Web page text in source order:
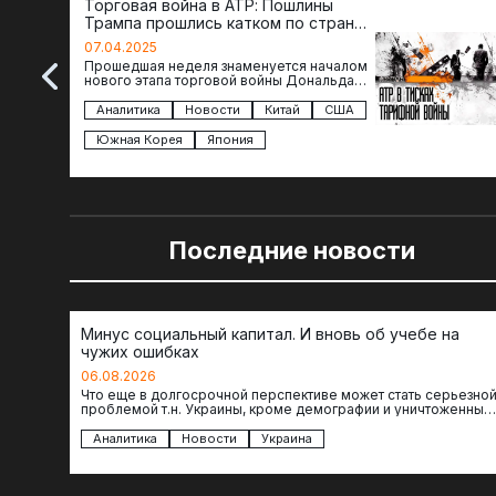
Торговая война в АТР: Пошлины
Трампа прошлись катком по странам
региона
07.04.2025
Прошедшая неделя знаменуется началом
нового этапа торговой войны Дональда
импорта из более 100 стран…
Аналитика Новости Китай
США
Южная Корея
Япония
Последние новости
Минус социальный капитал. И вновь об учебе на
чужих ошибках
06.08.2026
Что еще в долгосрочной перспективе может стать серьезной
проблемой т.н. Украины, кроме демографии и уничтоженных
Аналитика Новости Украина